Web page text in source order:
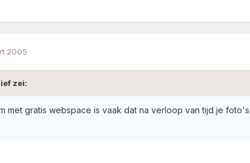
2005
zei:
met gratis webspace is vaak dat na verloop van tijd je